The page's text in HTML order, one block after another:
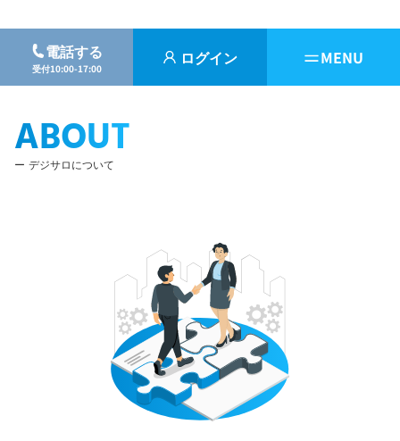
電話する
受付10:00-17:00 ログイン MENU
ABOUT
デジサロについて